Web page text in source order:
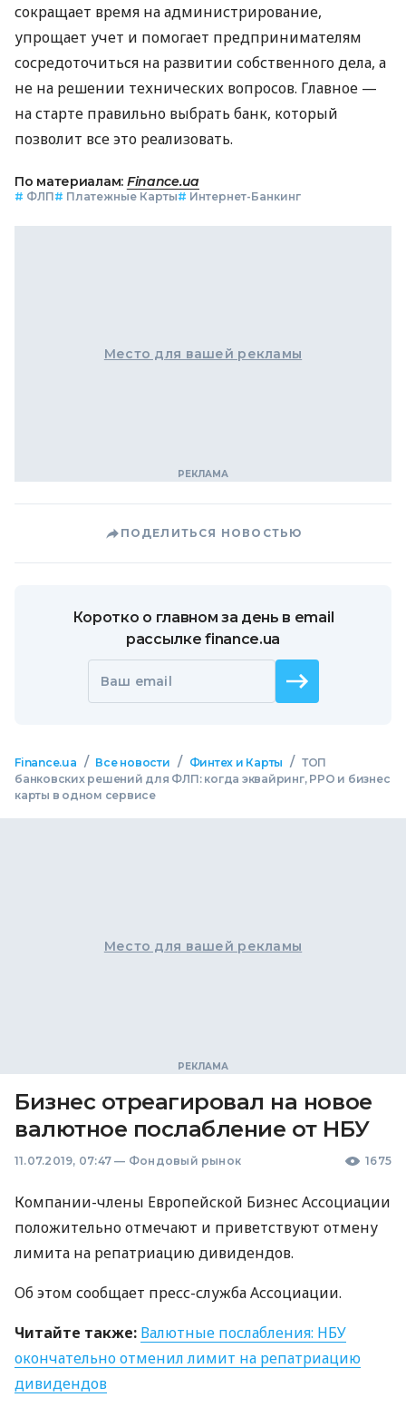
сокращает время на администрирование,
упрощает учет и помогает предпринимателям
сосредоточиться на развитии собственного дела, а
не на решении технических вопросов. Главное —
на старте правильно выбрать банк, который
позволит все это реализовать.
По материалам: Finance.ua
# ФЛП# Платежные Карты# Интернет-Банкинг
Место для вашей рекламы
ПОДЕЛИТЬСЯ НОВОСТЬЮ
Коротко о главном за день в email
рассылке finance.ua
Ваш email
Finance.ua / Все новости / Финтех и Карты / ТОП
банковских решений для ФЛП: когда эквайринг, РРО и бизнес
карты в одном сервисе
Место для вашей рекламы
Бизнес отреагировал на новое
валютное послабление от НБУ
11.07.2019, 07:47 — Фондовый рынок 1675
Компании-члены Европейской Бизнес Ассоциации
положительно отмечают и приветствуют отмену
лимита на репатриацию дивидендов.
Об этом сообщает пресс-служба Ассоциации.
Читайте также: Валютные послабления: НБУ
окончательно отменил лимит на репатриацию
дивидендов